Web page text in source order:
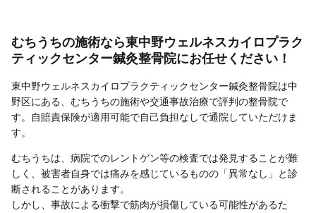
むちうちの施術なら東中野ウェルネスカイロプラク
ティックセンター鍼灸整骨院にお任せください！
東中野ウェルネスカイロプラクティックセンター鍼灸整骨院は中
野区にある、むちうちの施術や交通事故治療で評判の整骨院で
す。自賠責保険が適用可能で自己負担なしで通院していただけま
す。
むちうちは、病院でのレントゲン等の検査では発見することが難
しく、被害者自身では痛みを感じているものの「異常なし」と診
断されることがあります。
しかし、事故による衝撃で筋肉が損傷している可能性があるた